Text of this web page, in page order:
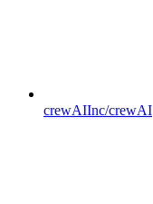
crewAIInc/crewAI